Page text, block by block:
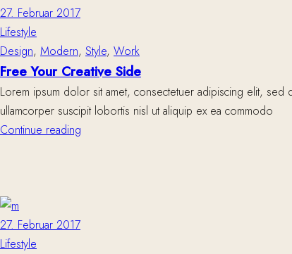
27. Februar 2017
Lifestyle
Design, Modern, Style, Work
Free Your Creative Side
Lorem ipsum dolor sit amet, consectetuer adipiscing elit, sed
ullamcorper suscipit lobortis nisl ut aliquip ex ea commodo
Continue reading
27. Februar 2017
Lifestyle